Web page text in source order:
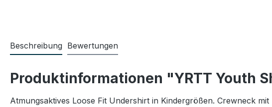
Beschreibung Bewertungen
Produktinformationen "YRTT Youth
Atmungsaktives Loose Fit Undershirt in Kindergrößen. Crewneck